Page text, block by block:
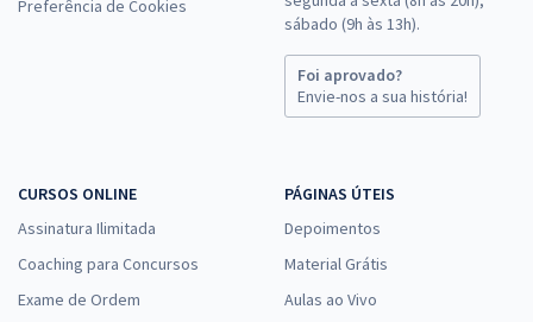
Preferência de Cookies
sábado (9h às 13h).
Foi aprovado?
Envie-nos a sua história!
CURSOS ONLINE
Assinatura Ilimitada
Coaching para Concursos
Exame de Ordem
PÁGINAS ÚTEIS
Depoimentos
Material Grátis
Aulas ao Vivo